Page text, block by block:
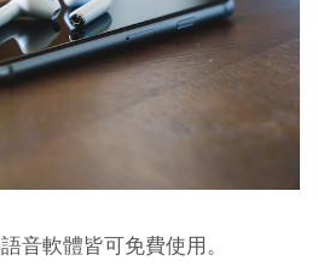
音軟體皆可免費使用。